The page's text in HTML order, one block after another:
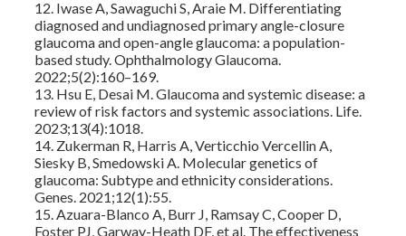
12. Iwase A, Sawaguchi S, Araie M. Differentiating
diagnosed and undiagnosed primary angle-closure
glaucoma and open-angle glaucoma: a population-
based study. Ophthalmology Glaucoma.
2022;5(2):160–169.
13. Hsu E, Desai M. Glaucoma and systemic disease: a
review of risk factors and systemic associations. Life.
2023;13(4):1018.
14. Zukerman R, Harris A, Verticchio Vercellin A,
Siesky B, Smedowski A. Molecular genetics of
glaucoma: Subtype and ethnicity considerations.
Genes. 2021;12(1):55.
15. Azuara-Blanco A, Burr J, Ramsay C, Cooper D,
Foster PJ, Garway-Heath DF, et al. The effectiveness